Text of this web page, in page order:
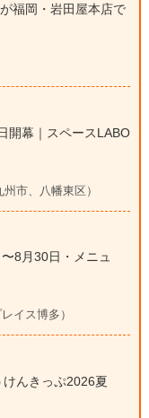
福岡・岩田屋本店で
開幕｜スペースLABO
市、八幡東区）
8月30日・メニュ
イス博多）
んきっぷ2026夏